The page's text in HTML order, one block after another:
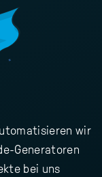
wir
Generatoren
bei uns